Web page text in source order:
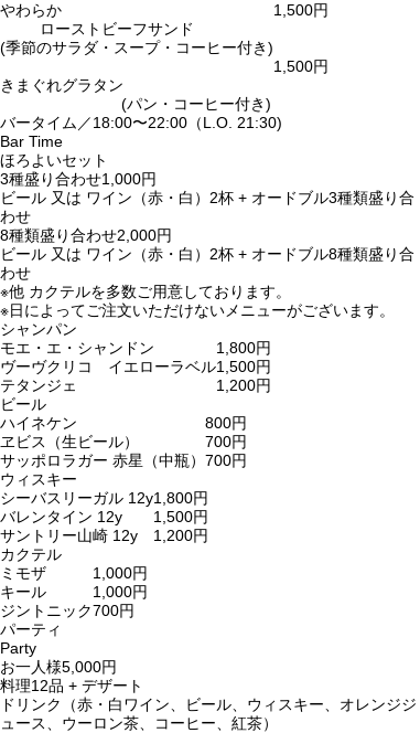
やわらか
ローストビーフサンド
(季節のサラダ・スープ・コーヒー付き)
きまぐれグラタン
(パン・コーヒー付き)
1,500円
1,500円
バータイム／18:00〜22:00（L.O. 21:30)
Bar Time
ほろよいセット
3種盛り合わせ1,000円
ビール 又は ワイン（赤・白）2杯 + オードブル3種類盛り合
わせ
8種類盛り合わせ2,000円
ビール 又は ワイン（赤・白）2杯 + オードブル8種類盛り合
わせ
※他 カクテルを多数ご用意しております。
※日によってご注文いただけないメニューがございます。
シャンパン
モエ・エ・シャンドン
ヴーヴクリコ イエローラベル
テタンジェ
1,800円
1,500円
1,200円
ビール
ハイネケン
ヱビス（生ビール）
サッポロラガー 赤星（中瓶）
800円
700円
700円
ウィスキー
シーバスリーガル 12y
バレンタイン 12y
サントリー山崎 12y
1,800円
1,500円
1,200円
カクテル
ミモザ
キール
ジントニック
1,000円
1,000円
700円
パーティ
Party
お一人様5,000円
料理12品 + デザート
ドリンク（赤・白ワイン、ビール、ウィスキー、オレンジジ
ュース、ウーロン茶、コーヒー、紅茶）